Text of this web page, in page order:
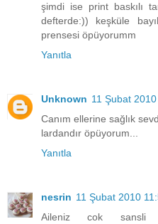
şimdi ise print baskılı
defterde:)) keşküle
prensesi öpüyorumm
Yanıtla
Unknown 11 Şubat
Canım ellerine sağlık
lardandır öpüyorum...
Yanıtla
nesrin 11 Şubat 2010
Aileniz cok